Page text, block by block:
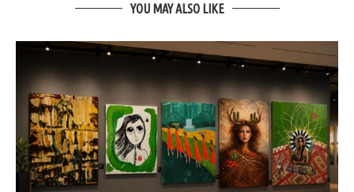
YOU MAY ALSO LIKE